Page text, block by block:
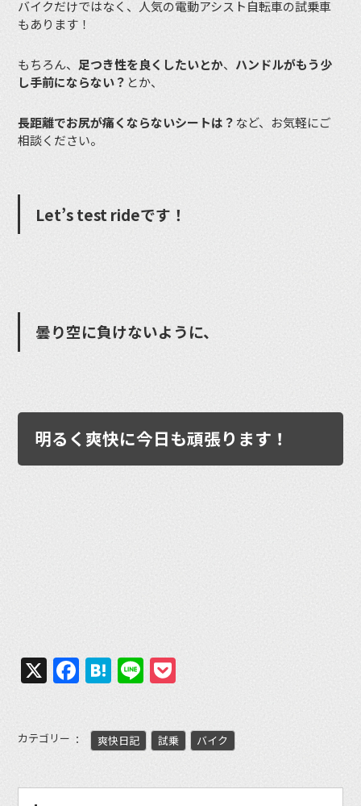
バイクだけではなく、人気の電動アシスト自転車の試乗車
もあります！
もちろん、 足つき性を良くしたいとか、 ハンドルがもう少
し手前にならない？ とか、
長距離でお尻が痛くならないシートは？ など、お気軽にご
相談ください。
Let’s test rideです！
曇り空に負けないように、
明るく爽快に今日も頑張ります！
X Facebook
Hatena
Line
カテゴリー 爽快日記 試乗 バイク